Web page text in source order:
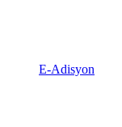
E-Adisyon